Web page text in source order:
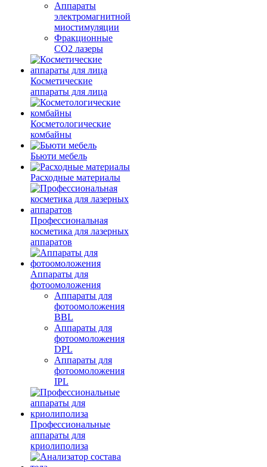
Аппараты
электромагнитной
миостимуляции
Фракционные
CO2 лазеры
Косметические
аппараты для лица
Косметологические
комбайны
Бьюти мебель
Расходные материалы
Профессиональная
косметика для лазерных
аппаратов
Аппараты для
фотоомоложения
Аппараты для
фотоомоложения
BBL
Аппараты для
фотоомоложения
DPL
Аппараты для
фотоомоложения
IPL
Профессиональные
аппараты для
криолиполиза